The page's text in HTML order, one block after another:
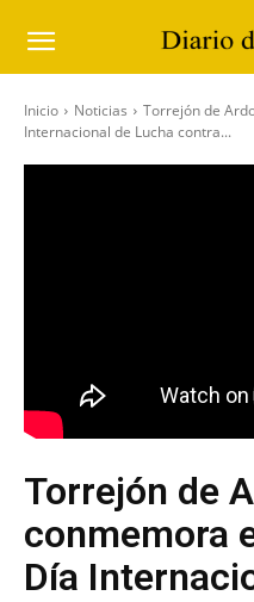
Inicio Noticias
Torrejón de
Internacional de Lucha contra...
Torrejón de
conmemora
Día